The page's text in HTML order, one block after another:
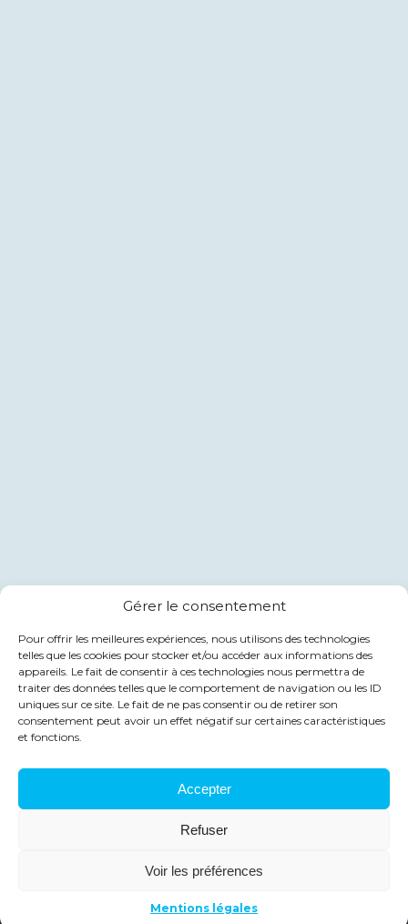
Gérer le consentement
Pour offrir les meilleures expériences, nous utilisons des technologies
telles que les cookies pour stocker et/ou accéder aux informations des
appareils. Le fait de consentir à ces technologies nous permettra de
traiter des données telles que le comportement de navigation ou les ID
uniques sur ce site. Le fait de ne pas consentir ou de retirer son
consentement peut avoir un effet négatif sur certaines caractéristiques
et fonctions.
Accepter
Refuser
Voir les préférences
Mentions légales
© 2026 Groupe Pentathlon - Tous droits
Le Grand Chien